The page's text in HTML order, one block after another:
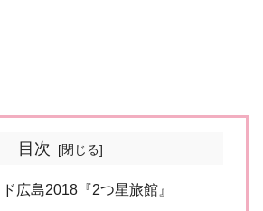
目次
広島2018『2つ星旅館』